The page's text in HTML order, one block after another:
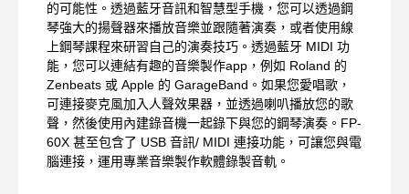
的可能性。透過藍牙音訊和智慧型手機，您可以透過鋼
琴強大的揚聲器來播放音樂並跟隨著演奏，或者使用線
上鋼琴課程來研習自己的演奏技巧。透過藍牙 MIDI 功
能，您可以連結有趣的音樂製作app，例如 Roland 的
Zenbeats 或 Apple 的 GarageBand。如果您愛唱歌，
可連接麥克風加入人聲效果器，並透過喇叭播放您的歌
聲，然後使用內建錄音機一起錄下與您的鋼琴演奏。FP-
60X 甚至包含了 USB 音訊/ MIDI 連接功能，可讓您與電
腦連接，運用專業音樂製作軟體錄製音軌。